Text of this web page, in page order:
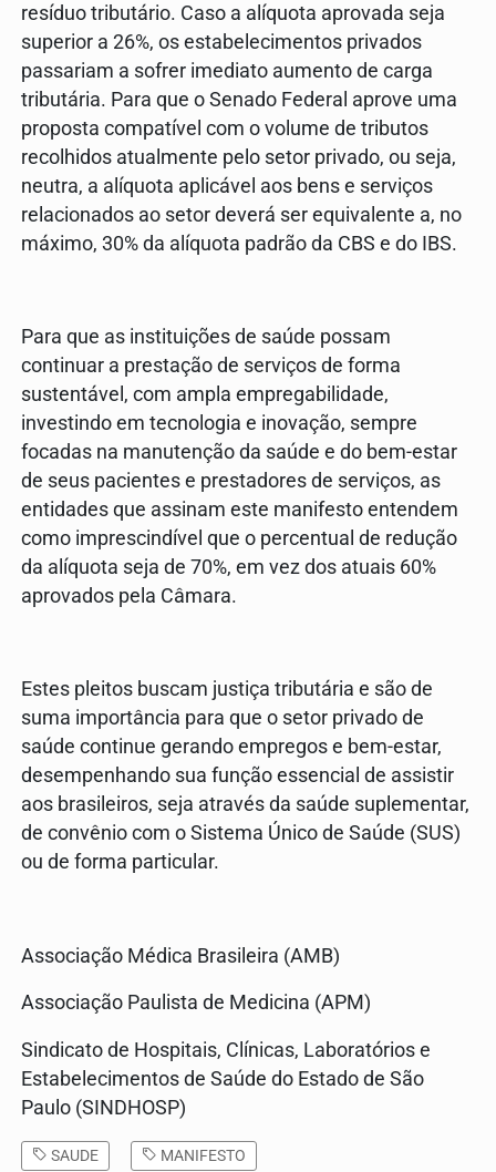
resíduo tributário. Caso a alíquota aprovada seja
superior a 26%, os estabelecimentos privados
passariam a sofrer imediato aumento de carga
tributária. Para que o Senado Federal aprove uma
proposta compatível com o volume de tributos
recolhidos atualmente pelo setor privado, ou seja,
neutra, a alíquota aplicável aos bens e serviços
relacionados ao setor deverá ser equivalente a, no
máximo, 30% da alíquota padrão da CBS e do IBS.
Para que as instituições de saúde possam
continuar a prestação de serviços de forma
sustentável, com ampla empregabilidade,
investindo em tecnologia e inovação, sempre
focadas na manutenção da saúde e do bem-estar
de seus pacientes e prestadores de serviços, as
entidades que assinam este manifesto entendem
como imprescindível que o percentual de redução
da alíquota seja de 70%, em vez dos atuais 60%
aprovados pela Câmara.
Estes pleitos buscam justiça tributária e são de
suma importância para que o setor privado de
saúde continue gerando empregos e bem-estar,
desempenhando sua função essencial de assistir
aos brasileiros, seja através da saúde suplementar,
de convênio com o Sistema Único de Saúde (SUS)
ou de forma particular.
Associação Médica Brasileira (AMB)
Associação Paulista de Medicina (APM)
Sindicato de Hospitais, Clínicas, Laboratórios e
Estabelecimentos de Saúde do Estado de São
Paulo (SINDHOSP)
SAUDE MANIFESTO